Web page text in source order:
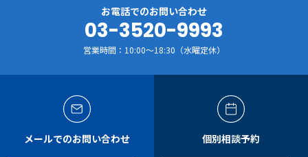
お電話でのお問い合わせ
03-3520-9993
営業時間：10:00～18:30（水曜定休）
メールでのお問い合わせ 個別相談予約